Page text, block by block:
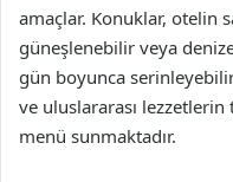
amaçlar. Konuklar, otelin
güneşlenebilir veya
gün boyunca
ve uluslararası lezzetlerin
menü sunmaktadır.